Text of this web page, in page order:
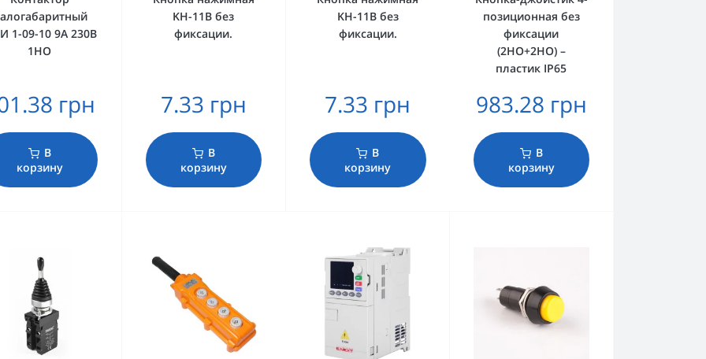
1-09-10 9А 230В
1HO
грн
В
корзину
KH-11B без
фиксации.
7.33 грн
В
корзину
KH-11B без
фиксации.
7.33 грн
В
корзину
позиционная без
фиксации
(2НО+2НО) –
пластик IP65
983.28 грн
В
корзину